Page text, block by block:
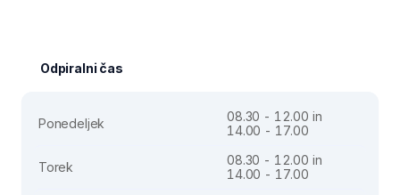
Odpiralni čas
Ponedeljek
08.30 - 12.00 in
14.00 - 17.00
Torek
08.30 - 12.00 in
14.00 - 17.00